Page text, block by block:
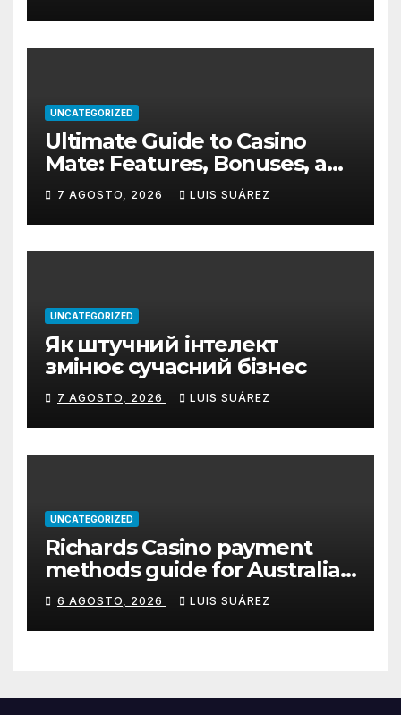
UNCATEGORIZED
Ultimate Guide to Casino
Mate: Features, Bonuses, and
How to Get Started
7 AGOSTO, 2026 LUIS SUÁREZ
UNCATEGORIZED
Як штучний інтелект
змінює сучасний бізнес
7 AGOSTO, 2026 LUIS SUÁREZ
UNCATEGORIZED
Richards Casino payment
methods guide for Australian
players
6 AGOSTO, 2026 LUIS SUÁREZ